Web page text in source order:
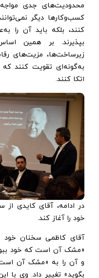
محدودیت‌های جدی
کسب‌وکارها دیگر
بپذیرند. بر همین
زیرساخت‌ها، مزیت‌های
به‌گونه‌ای تقویت کنند که
اتکا کنند.
در ادامه، آقای کایدی از
خود را آغاز کند.
آقای کاظمی سخنان خود
«مشک آن است که خود
و آن را به «مشک آن است
بگوید» تغییر داد. وی با